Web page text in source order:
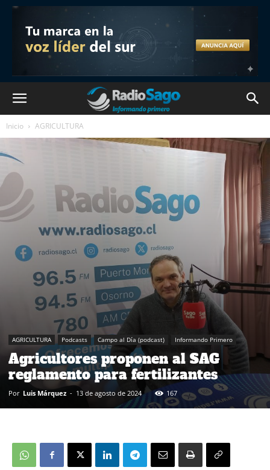
Inicio AGRICULTURA
AGRICULTURA Podcasts Campo al Día (podcast) Informando Primero
Agricultores proponen al SAG
reglamento para fertilizantes
Por Luis Márquez - 13 de agosto de 2024 167